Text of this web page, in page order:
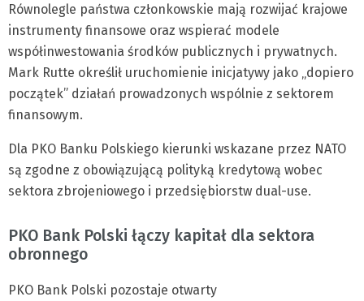
Równolegle państwa członkowskie mają rozwijać krajowe
instrumenty finansowe oraz wspierać modele
współinwestowania środków publicznych i prywatnych.
Mark Rutte określił uruchomienie inicjatywy jako „dopiero
początek” działań prowadzonych wspólnie z sektorem
finansowym.
Dla PKO Banku Polskiego kierunki wskazane przez NATO
są zgodne z obowiązującą polityką kredytową wobec
sektora zbrojeniowego i przedsiębiorstw dual-use.
PKO Bank Polski łączy kapitał dla sektora
obronnego
PKO Bank Polski pozostaje otwarty